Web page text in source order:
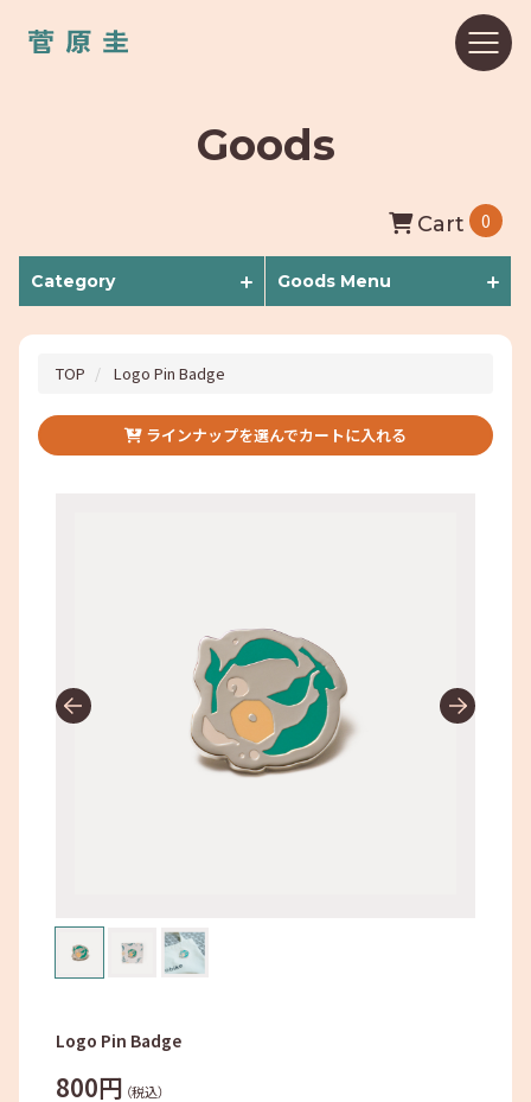
Goods
Cart 0
Category Goods Menu
TOP Logo Pin Badge
ラインナップを選んでカートに入れる
Logo Pin Badge
800円 （税込）